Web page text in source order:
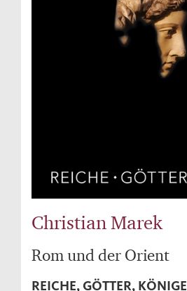
Christian Marek
Rom und der Orient
REICHE, GÖTTER, KÖNIGE